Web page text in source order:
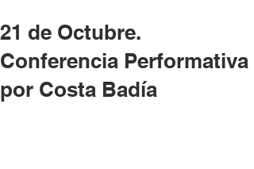
21 de Octubre.
Conferencia Performativa
por Costa Badía